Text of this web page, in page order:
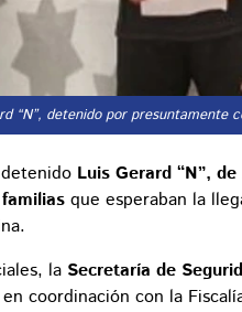
“N”, detenido por presuntamente
Luis Gerard “N”,
que esperaban la
la Secretaría de
coordinación con la